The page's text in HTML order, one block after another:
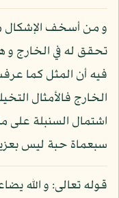
و من أسخف الإشكال ما
تحقق له في الخارج و
فيه أن المثل كما
الخارج فالأمثال
اشتمال السنبلة على
سبعماة حبة ليس
قوله تعالى: و الله